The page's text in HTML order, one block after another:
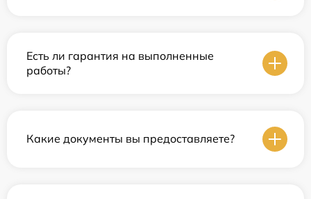
Есть ли гарантия на выполненные
работы?
Какие документы вы предоставляете?